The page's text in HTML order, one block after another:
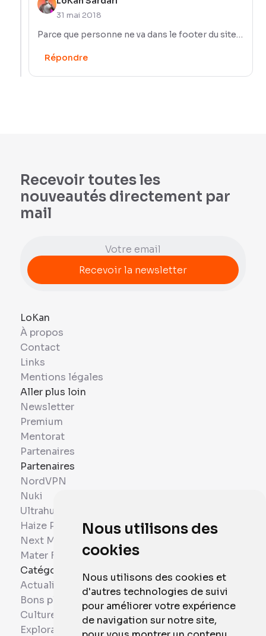
Nous utilisons des
cookies
Nous utilisons des cookies et
d'autres technologies de suivi
pour améliorer votre expérience
de navigation sur notre site,
31 mai 2018
Parce que personne ne va dans le footer du site…
Répondre
Recevoir toutes les
nouveautés directement par
mail
LoKan
À propos
Contact
Links
Mentions légales
Aller plus loin
Newsletter
Premium
Mentorat
Partenaires
Partenaires
NordVPN
Nuki
Ultrahuman
Haize Project
Next Mobiles
Mater France
Catégories
Actualités
Bons plans
Culture
Exploration